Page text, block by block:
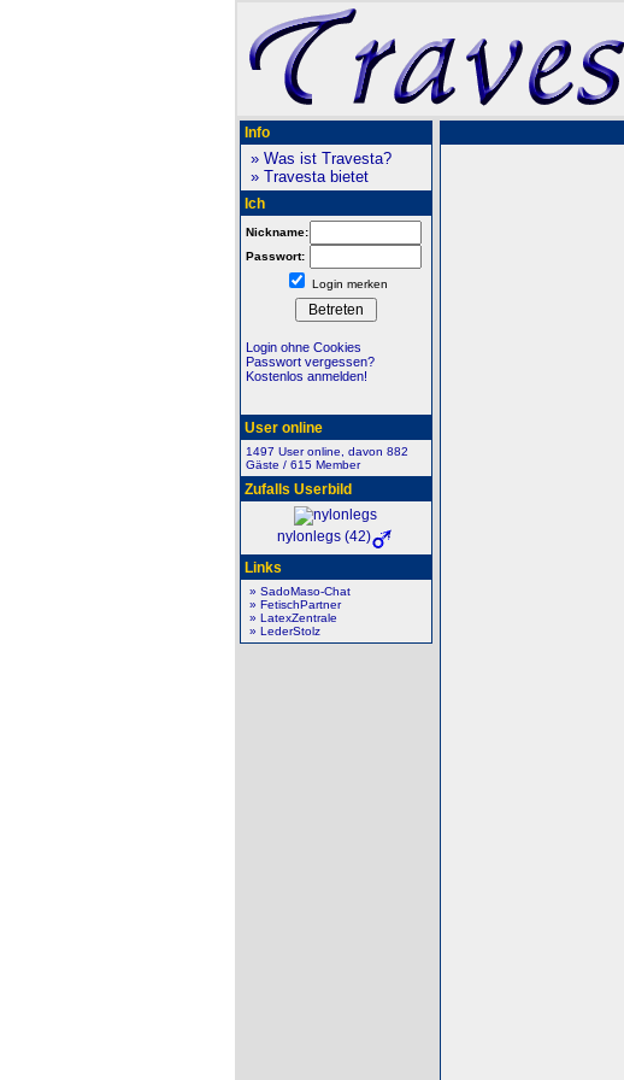
Info
» Was ist Travesta?
» Travesta bietet
Ich
Nickname:
Passwort:
Login merken
Login ohne Cookies
Passwort vergessen?
Kostenlos anmelden!
User online
1497 User online, davon 882
Gäste / 615 Member
Zufalls Userbild
nylonlegs (42)
Links
» SadoMaso-Chat
» FetischPartner
» LatexZentrale
» LederStolz